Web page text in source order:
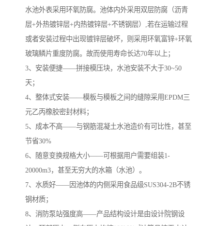
水池外表采用环氧防腐。池体内外采用双层防腐（沥青
层+外热镀锌层+内热镀锌层+不锈钢层）,若在运输过程
或者安装过程中出现镀锌层破坏，则采用环氧富锌+环氧
玻璃鳞片重度防腐。故而使用寿命长达70年以上；
3、安装便捷——拼接模压块，水池安装不大于30~50
天；
4、整体式安装——模板与模板之间的缝隙采用EPDM三
元乙丙橡胶密封材料；
5、成本不高——与钢筋混凝土水池造价有可比性，甚至
节省30%
6、随意变换规格大小——可根据用户需要组装1-
20000m3，甚至无穷大的水箱（水池）。
7、水质好——因池体的内侧采用食品级SUS304-2B不锈
钢材质；
8、消防泵站强度高——产品结构设计是由设计院钢设